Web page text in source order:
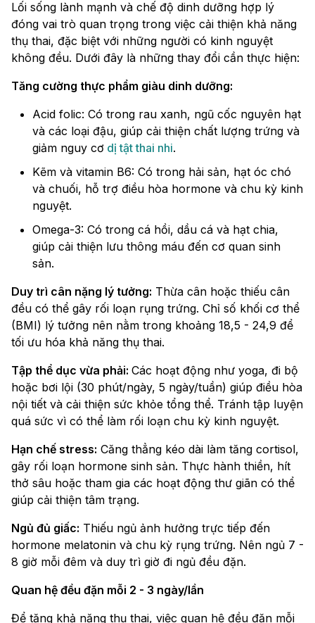
Lối sống lành mạnh và chế độ dinh dưỡng hợp lý
đóng vai trò quan trọng trong việc cải thiện khả năng
thụ thai, đặc biệt với những người có kinh nguyệt
không đều. Dưới đây là những thay đổi cần thực hiện:
Tăng cường thực phẩm giàu dinh dưỡng:
Acid folic: Có trong rau xanh, ngũ cốc nguyên hạt
và các loại đậu, giúp cải thiện chất lượng trứng và
giảm nguy cơ dị tật thai nhi.
Kẽm và vitamin B6: Có trong hải sản, hạt óc chó
và chuối, hỗ trợ điều hòa hormone và chu kỳ kinh
nguyệt.
Omega-3: Có trong cá hồi, dầu cá và hạt chia,
giúp cải thiện lưu thông máu đến cơ quan sinh
sản.
Duy trì cân nặng lý tưởng: Thừa cân hoặc thiếu cân
đều có thể gây rối loạn rụng trứng. Chỉ số khối cơ thể
(BMI) lý tưởng nên nằm trong khoảng 18,5 - 24,9 để
tối ưu hóa khả năng thụ thai.
Tập thể dục vừa phải: Các hoạt động như yoga, đi bộ
hoặc bơi lội (30 phút/ngày, 5 ngày/tuần) giúp điều hòa
nội tiết và cải thiện sức khỏe tổng thể. Tránh tập luyện
quá sức vì có thể làm rối loạn chu kỳ kinh nguyệt.
Hạn chế stress: Căng thẳng kéo dài làm tăng cortisol,
gây rối loạn hormone sinh sản. Thực hành thiền, hít
thở sâu hoặc tham gia các hoạt động thư giãn có thể
giúp cải thiện tâm trạng.
Ngủ đủ giấc: Thiếu ngủ ảnh hưởng trực tiếp đến
hormone melatonin và chu kỳ rụng trứng. Nên ngủ 7 -
8 giờ mỗi đêm và duy trì giờ đi ngủ đều đặn.
Quan hệ đều đặn mỗi 2 - 3 ngày/lần
Để tăng khả năng thụ thai, việc quan hệ đều đặn mỗi